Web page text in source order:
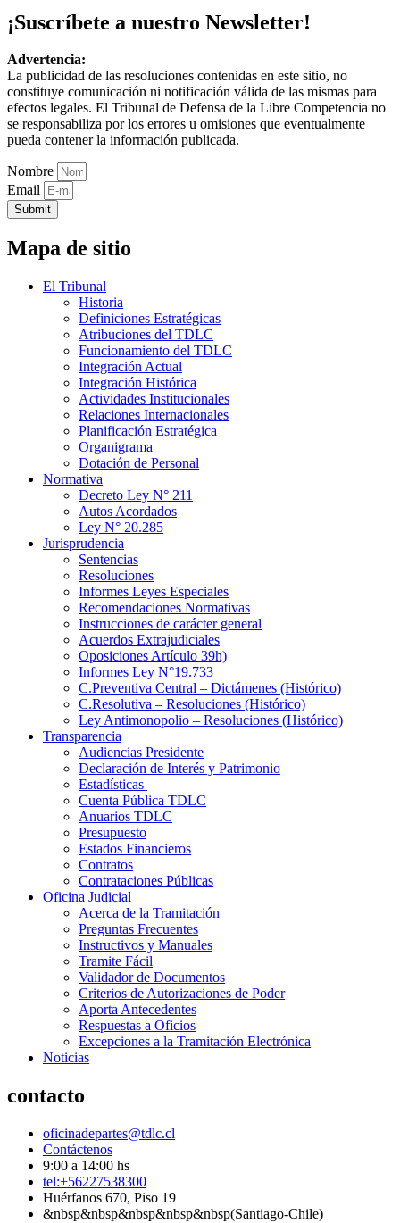
¡Suscríbete a nuestro Newsletter!
Advertencia:
La publicidad de las resoluciones contenidas en este sitio, no
constituye comunicación ni notificación válida de las mismas para
efectos legales. El Tribunal de Defensa de la Libre Competencia no
se responsabiliza por los errores u omisiones que eventualmente
pueda contener la información publicada.
Nombre
Email
Submit
Mapa de sitio
El Tribunal
Historia
Definiciones Estratégicas
Atribuciones del TDLC
Funcionamiento del TDLC
Integración Actual
Integración Histórica
Actividades Institucionales
Relaciones Internacionales
Planificación Estratégica
Organigrama
Dotación de Personal
Normativa
Decreto Ley N° 211
Autos Acordados
Ley N° 20.285
Jurisprudencia
Sentencias
Resoluciones
Informes Leyes Especiales
Recomendaciones Normativas
Instrucciones de carácter general
Acuerdos Extrajudiciales
Oposiciones Artículo 39h)
Informes Ley N°19.733
C.Preventiva Central – Dictámenes (Histórico)
C.Resolutiva – Resoluciones (Histórico)
Ley Antimonopolio – Resoluciones (Histórico)
Transparencia
Audiencias Presidente
Declaración de Interés y Patrimonio
Estadísticas
Cuenta Pública TDLC
Anuarios TDLC
Presupuesto
Estados Financieros
Contratos
Contrataciones Públicas
Oficina Judicial
Acerca de la Tramitación
Preguntas Frecuentes
Instructivos y Manuales
Tramite Fácil
Validador de Documentos
Criterios de Autorizaciones de Poder
Aporta Antecedentes
Respuestas a Oficios
Excepciones a la Tramitación Electrónica
Noticias
contacto
oficinadepartes@tdlc.cl
Contáctenos
9:00 a 14:00 hs
tel:+56227538300
Huérfanos 670, Piso 19
&nbsp&nbsp&nbsp&nbsp&nbsp(Santiago-Chile)